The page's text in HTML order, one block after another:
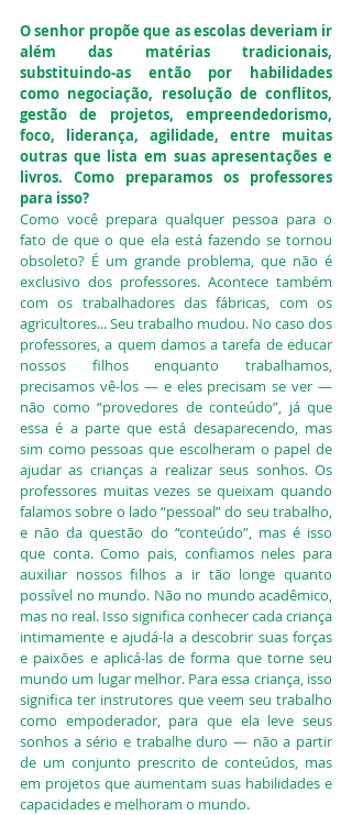
O senhor propõe que as escolas deveriam ir
além das matérias tradicionais,
substituindo-as então por habilidades
como negociação, resolução de conflitos,
gestão de projetos, empreendedorismo,
foco, liderança, agilidade, entre muitas
outras que lista em suas apresentações e
livros. Como preparamos os professores
para isso?
Como você prepara qualquer pessoa para o
fato de que o que ela está fazendo se tornou
obsoleto? É um grande problema, que não é
exclusivo dos professores. Acontece também
com os trabalhadores das fábricas, com os
agricultores... Seu trabalho mudou. No caso dos
professores, a quem damos a tarefa de educar
nossos filhos enquanto trabalhamos,
precisamos vê-los — e eles precisam se ver —
não como “provedores de conteúdo”, já que
essa é a parte que está desaparecendo, mas
sim como pessoas que escolheram o papel de
ajudar as crianças a realizar seus sonhos. Os
professores muitas vezes se queixam quando
falamos sobre o lado “pessoal” do seu trabalho,
e não da questão do “conteúdo”, mas é isso
que conta. Como pais, confiamos neles para
auxiliar nossos filhos a ir tão longe quanto
possível no mundo. Não no mundo acadêmico,
mas no real. Isso significa conhecer cada criança
intimamente e ajudá-la a descobrir suas forças
e paixões e aplicá-las de forma que torne seu
mundo um lugar melhor. Para essa criança, isso
significa ter instrutores que veem seu trabalho
como empoderador, para que ela leve seus
sonhos a sério e trabalhe duro — não a partir
de um conjunto prescrito de conteúdos, mas
em projetos que aumentam suas habilidades e
capacidades e melhoram o mundo.